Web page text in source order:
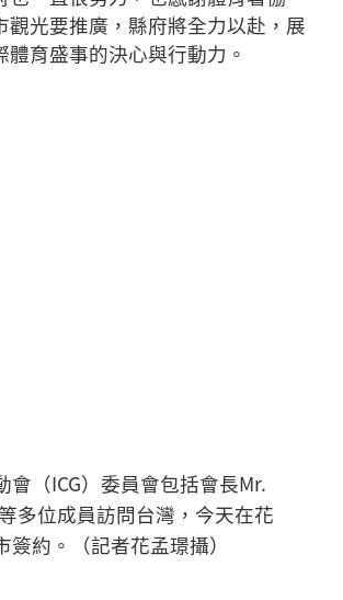
觀光要推廣，縣府將全力以赴，展
育盛事的決心與行動力。
會（ICG）委員會包括會長Mr.
多位成員訪問台灣，今天在花
簽約。（記者花孟璟攝）